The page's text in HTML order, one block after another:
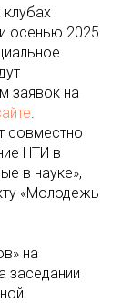
осенью 2025
заявок на
совместно
НТИ в
в науке»,
«Молодежь
на
заседании